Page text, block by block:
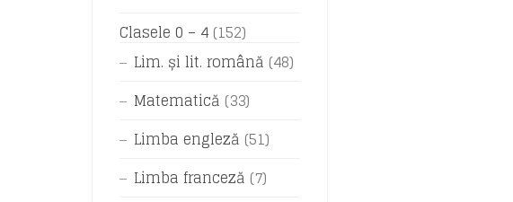
Clasele 0 – 4 (152)
Lim. și lit. română (48)
Matematică (33)
Limba engleză (51)
Limba franceză (7)